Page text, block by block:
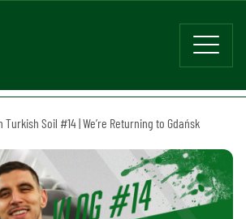
Turkish Soil #14 | We’re Returning to Gdańsk